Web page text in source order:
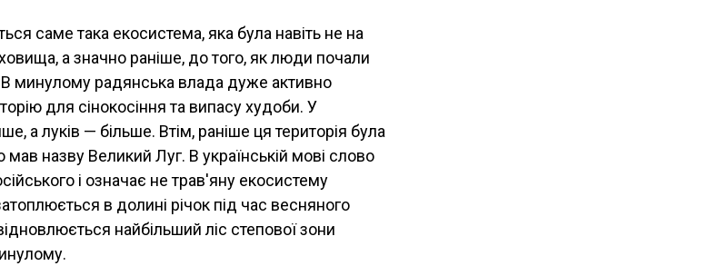
саме така екосистема, яка була навіть не на
а значно раніше, до того, як люди почали
минулому радянська влада дуже активно
для сінокосіння та випасу худоби. У
а луків — більше. Втім, раніше ця територія була
назву Великий Луг. В українській мові слово
і означає не трав'яну екосистему
в долині річок під час весняного
найбільший ліс степової зони